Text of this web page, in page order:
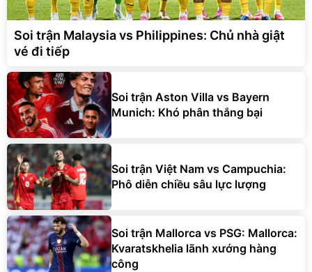
Soi trận Malaysia vs Philippines: Chủ nhà giật
vé đi tiếp
Soi trận Aston Villa vs Bayern
Munich: Khó phân thắng bại
Soi trận Việt Nam vs Campuchia:
Phô diễn chiều sâu lực lượng
Soi trận Mallorca vs PSG: Mallorca:
Kvaratskhelia lãnh xướng hàng
công